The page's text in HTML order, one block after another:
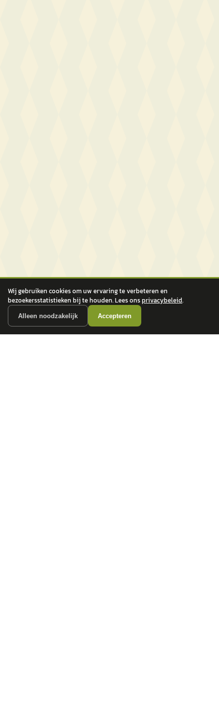
Wij gebruiken cookies om uw ervaring te verbeteren en
bezoekersstatistieken bij te houden. Lees onsprivacybeleid.
Alleen noodzakelijk Accepteren